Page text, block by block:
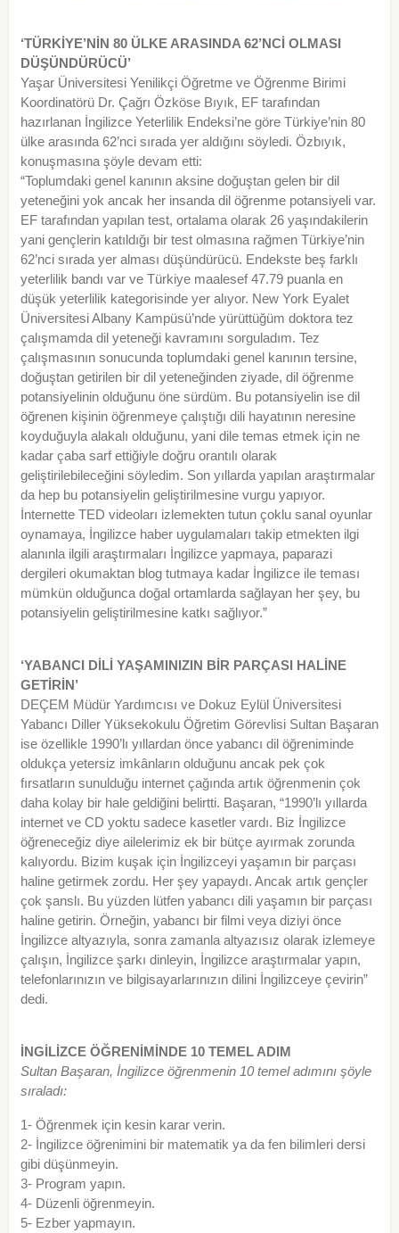
‘TÜRKİYE’NİN 80 ÜLKE ARASINDA 62’NCİ OLMASI
DÜŞÜNDÜRÜCÜ’
Yaşar Üniversitesi Yenilikçi Öğretme ve Öğrenme Birimi
Koordinatörü Dr. Çağrı Özköse Bıyık, EF tarafından
hazırlanan İngilizce Yeterlilik Endeksi’ne göre Türkiye’nin 80
ülke arasında 62’nci sırada yer aldığını söyledi. Özbıyık,
konuşmasına şöyle devam etti:
“Toplumdaki genel kanının aksine doğuştan gelen bir dil
yeteneğini yok ancak her insanda dil öğrenme potansiyeli var.
EF tarafından yapılan test, ortalama olarak 26 yaşındakilerin
yani gençlerin katıldığı bir test olmasına rağmen Türkiye’nin
62’nci sırada yer alması düşündürücü. Endekste beş farklı
yeterlilik bandı var ve Türkiye maalesef 47.79 puanla en
düşük yeterlilik kategorisinde yer alıyor. New York Eyalet
Üniversitesi Albany Kampüsü’nde yürüttüğüm doktora tez
çalışmamda dil yeteneği kavramını sorguladım. Tez
çalışmasının sonucunda toplumdaki genel kanının tersine,
doğuştan getirilen bir dil yeteneğinden ziyade, dil öğrenme
potansiyelinin olduğunu öne sürdüm. Bu potansiyelin ise dil
öğrenen kişinin öğrenmeye çalıştığı dili hayatının neresine
koyduğuyla alakalı olduğunu, yani dile temas etmek için ne
kadar çaba sarf ettiğiyle doğru orantılı olarak
geliştirilebileceğini söyledim. Son yıllarda yapılan araştırmalar
da hep bu potansiyelin geliştirilmesine vurgu yapıyor.
İnternette TED videoları izlemekten tutun çoklu sanal oyunlar
oynamaya, İngilizce haberuygulamaları takip etmekten ilgi
alanınla ilgili araştırmaları İngilizce yapmaya, paparazi
dergileri okumaktan blog tutmaya kadar İngilizce ile teması
mümkün olduğunca doğal ortamlarda sağlayan her şey, bu
potansiyelin geliştirilmesine katkı sağlıyor.”
‘YABANCI DİLİ YAŞAMINIZIN BİR PARÇASI HALİNE
GETİRİN’
DEÇEM Müdür Yardımcısı ve Dokuz Eylül Üniversitesi
Yabancı Diller Yüksekokulu Öğretim Görevlisi Sultan Başaran
ise özellikle 1990’lı yıllardan önce yabancı dil öğreniminde
oldukça yetersiz imkânların olduğunu ancak pek çok
fırsatların sunulduğu internet çağında artık öğrenmenin çok
daha kolay bir hale geldiğini belirtti. Başaran, “1990’lı yıllarda
internet ve CD yoktu sadece kasetler vardı. Biz İngilizce
öğreneceğiz diye ailelerimiz ek bir bütçe ayırmak zorunda
kalıyordu. Bizim kuşak için İngilizceyi yaşamın bir parçası
haline getirmek zordu. Her şey yapaydı. Ancak artık gençler
çok şanslı. Bu yüzden lütfen yabancı dili yaşamın bir parçası
haline getirin. Örneğin, yabancı bir filmi veya diziyi önce
İngilizce altyazıyla, sonra zamanla altyazısız olarak izlemeye
çalışın, İngilizce şarkı dinleyin, İngilizce araştırmalar yapın,
telefonlarınızın ve bilgisayarlarınızın dilini İngilizceye çevirin”
dedi.
İNGİLİZCE ÖĞRENİMİNDE 10 TEMEL ADIM
Sultan Başaran, İngilizce öğrenmenin 10 temel adımını şöyle
sıraladı:
1- Öğrenmek için kesin karar verin.
2- İngilizce öğrenimini bir matematik ya da fen bilimleri dersi
gibi düşünmeyin.
3- Program yapın.
4- Düzenli öğrenmeyin.
5- Ezber yapmayın.